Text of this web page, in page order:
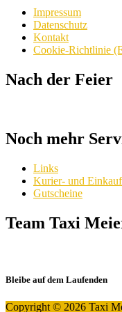
Impressum
Datenschutz
Kontakt
Cookie-Richtlinie
Nach der Feier
Noch mehr
Links
Kurier- und
Gutscheine
Team Taxi
Bleibe auf dem Laufenden
Copyright © 2026 Taxi